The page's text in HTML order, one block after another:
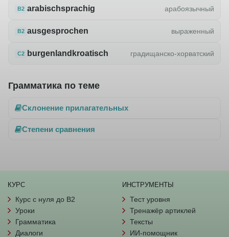
B2 arabischsprachig арабоязычный
B2 ausgesprochen выраженный
C2 burgenlandkroatisch градищанско-хорватский
Грамматика по теме
Склонение прилагательных
Степени сравнения
КУРС
Курс с нуля до B2
Уроки
Грамматика
Диалоги
ИНСТРУМЕНТЫ
Тест уровня
Тренажёр артиклей
Тексты
ИИ-помощник